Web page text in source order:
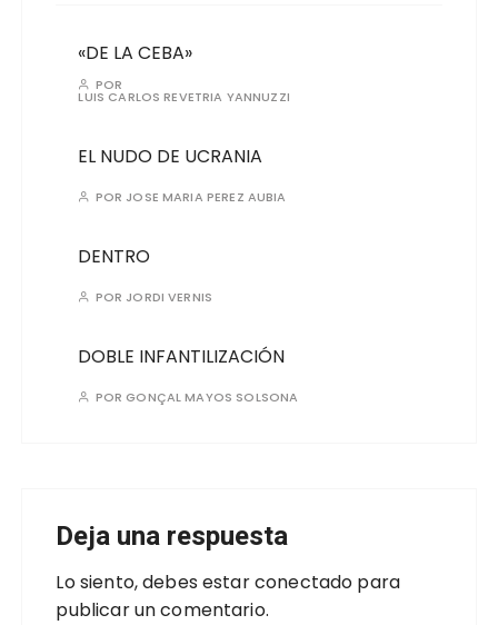
«DE LA CEBA»
POR
LUIS CARLOS REVETRIA YANNUZZI
EL NUDO DE UCRANIA
POR JOSE MARIA PEREZ AUBIA
DENTRO
POR JORDI VERNIS
DOBLE INFANTILIZACIÓN
PORGONÇAL MAYOS SOLSONA
Deja una respuesta
Lo siento, debes estarconectado para
publicar un comentario.